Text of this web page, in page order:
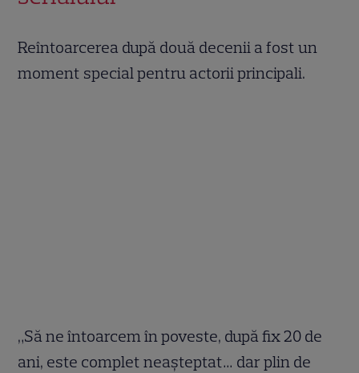
Reîntoarcerea după două decenii a fost un
moment special pentru actorii principali.
„Să ne întoarcem în poveste, după fix 20 de
ani, este complet neașteptat… dar plin de